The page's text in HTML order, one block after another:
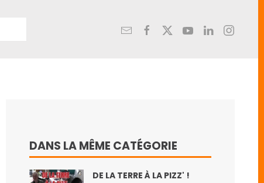
DANS LA MÊME CATÉGORIE
DE LA TERRE À LA PIZZ' !